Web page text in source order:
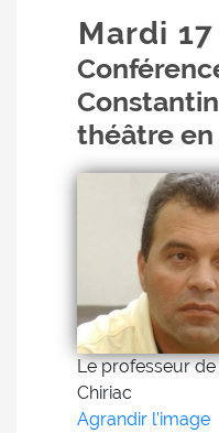
Mardi 17
théâtre en
Le professeur
Chiriac
Agrandir l'image